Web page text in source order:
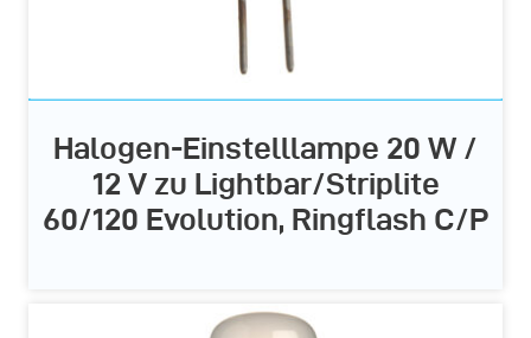
Halogen-Einstelllampe 20 W /
12 V zu Lightbar/Striplite
60/120 Evolution, Ringflash C/P